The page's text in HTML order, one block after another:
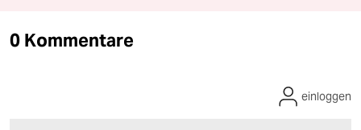
0 Kommentare
einloggen